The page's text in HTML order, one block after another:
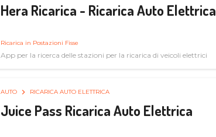
Hera Ricarica - Ricarica Auto Elettrica
Ricarica in Postazioni Fisse
App per la ricerca delle stazioni per la ricarica di veicoli elettrici
AUTO RICARICA AUTO ELETTRICA
Juice Pass Ricarica Auto Elettrica